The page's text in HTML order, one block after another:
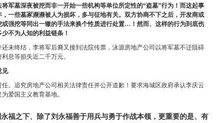
军墓深夜被挖而非一开始一些机构等单位所定性的“盗墓”行为！而这起事
一些墓冢濒濒被人为损坏，多与征地有关。双方协商不下之后，开发商或
强挖等同出一辙的手法来换个性质进行处置…！然而、这样的行为到底伤
不为人知的利益链条！
未终结，李将军后裔又接到法院传票，泳源房地产公司以将军墓不迁阻碍
息等损失近二千万元。
见
。追究房地产公司相关法律责任并公开道歉！要求海城区政府承认李庆云
爱国主义教育基地。
福之下、除了刘永福善于用兵与勇于作战本领，更重要的是、有